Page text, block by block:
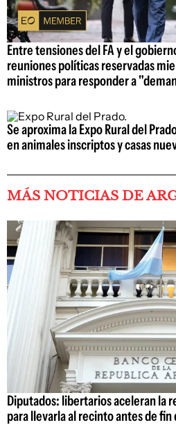
Entre tensiones del FA y el
reuniones políticas reservadas
ministros para responder a
Se aproxima la Expo Rural del
en animales inscriptos y casas
MÁS NOTICIAS DE
Diputados: libertarios aceleran la
para llevarla al recinto antes de fin